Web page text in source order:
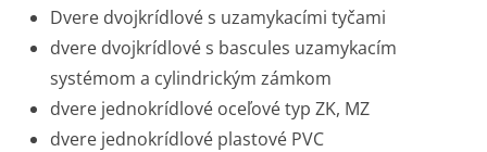
Dvere dvojkrídlové s uzamykacími tyčami
dvere dvojkrídlové s bascules uzamykacím
systémom a cylindrickým zámkom
dvere jednokrídlové oceľové typ ZK, MZ
dvere jednokrídlové plastové PVC